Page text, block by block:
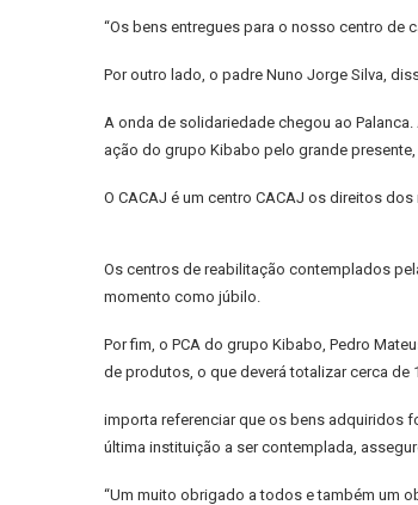
“Os bens entregues para o nosso centro de
Por outro lado, o padre Nuno Jorge Silva,
A onda de solidariedade chegou ao
ação do grupo Kibabo pelo grande
O CACAJ é um centro CACAJ os direitos
Os centros de reabilitação contemplados
momento como júbilo.
Por fim, o PCA do grupo Kibabo, Pedro
de produtos, o que deverá totalizar cerca
importa referenciar que os bens adquiridos
última instituição a ser contemplada,
“Um muito obrigado a todos e também um